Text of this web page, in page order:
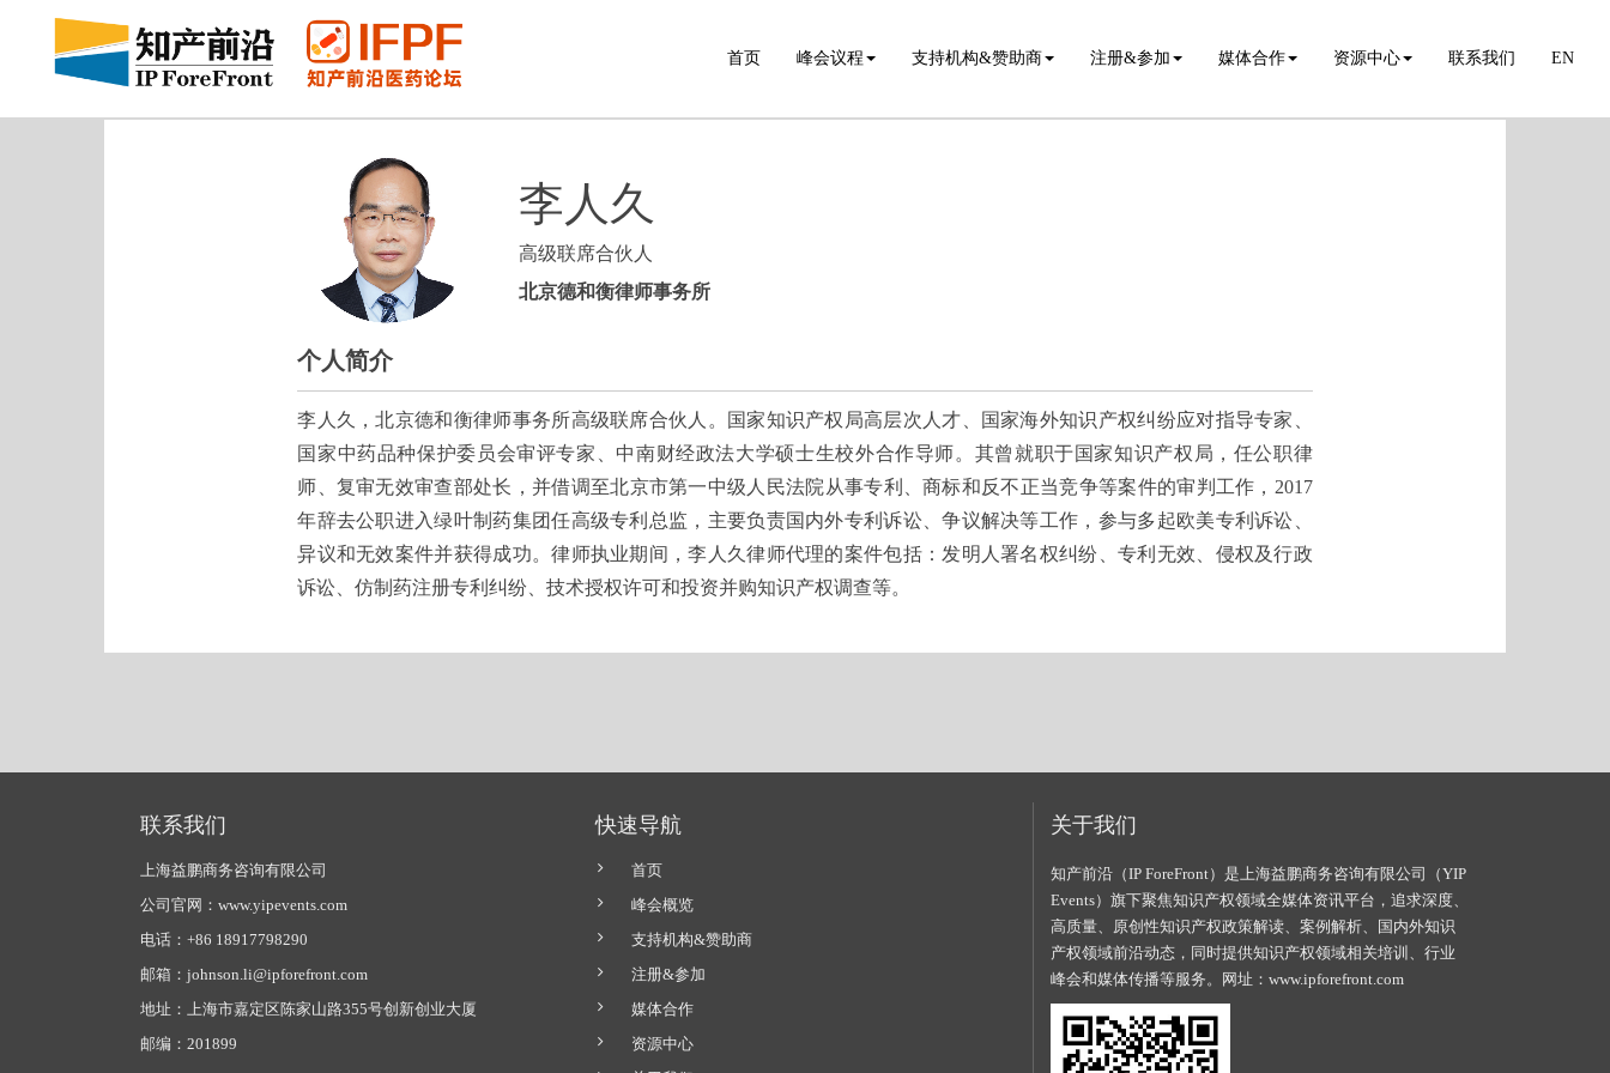
首页 峰会议程 支持机构&赞助商 注册&参加 媒体合作 资源中心 联系我们 EN
李人久
高级联席合伙人
北京德和衡律师事务所
个人简介
李人久，北京德和衡律师事务所高级联席合伙人。国家知识产权局高层次人才、国家海外知识产权纠纷应对指导专家、
国家中药品种保护委员会审评专家、中南财经政法大学硕士生校外合作导师。其曾就职于国家知识产权局，任公职律
师、复审无效审查部处长，并借调至北京市第一中级人民法院从事专利、商标和反不正当竞争等案件的审判工作，2017
年辞去公职进入绿叶制药集团任高级专利总监，主要负责国内外专利诉讼、争议解决等工作，参与多起欧美专利诉讼、
异议和无效案件并获得成功。律师执业期间，李人久律师代理的案件包括：发明人署名权纠纷、专利无效、侵权及行政
诉讼、仿制药注册专利纠纷、技术授权许可和投资并购知识产权调查等。
联系我们
上海益鹏商务咨询有限公司
公司官网：www.yipevents.com
电话：+86 18917798290
邮箱：johnson.li@ipforefront.com
地址：上海市嘉定区陈家山路355号创新创业大厦
邮编：201899
快速导航
首页
峰会概览
支持机构&赞助商
注册&参加
媒体合作
资源中心
关于我们
知产前沿（IP ForeFront）是上海益鹏商务咨询有限公司（YIP
Events）旗下聚焦知识产权领域全媒体资讯平台，追求深度、
高质量、原创性知识产权政策解读、案例解析、国内外知识
产权领域前沿动态，同时提供知识产权领域相关培训、行业
峰会和媒体传播等服务。网址： www.ipforefront.com